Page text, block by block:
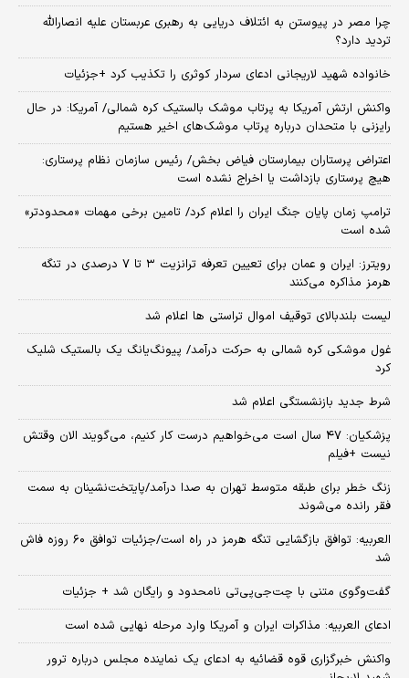
چرا مصر در پیوستن به ائتلاف دریایی به رهبری عربستان علیه انصارالله
تردید دارد؟
خانواده شهید لاریجانی ادعای سردار کوثری را تکذیب کرد +جزئیات
واکنش ارتش آمریکا به پرتاب موشک بالستیک کره شمالی/ آمریکا: در حال
رایزنی با متحدان درباره پرتاب موشک‌های اخیر هستیم
اعتراض پرستاران بیمارستان فیاض بخش/ رئیس سازمان نظام پرستاری:
هیچ پرستاری بازداشت یا اخراج نشده است
ترامپ زمان پایان جنگ ایران را اعلام کرد/ تامین برخی مهمات «محدودتر»
شده است
رویترز: ایران و عمان برای تعیین تعرفه ترانزیت ۳ تا ۷ درصدی در تنگه
هرمز مذاکره می‌کنند
لیست بلندبالای توقیف اموال تراستی ها اعلام شد
غول موشکی کره شمالی به حرکت درآمد/ پیونگ‌یانگ یک بالستیک شلیک
کرد
شرط جدید بازنشستگی اعلام شد
پزشکیان: ۴۷ سال است می‌خواهیم درست کار کنیم، می‌گویند الان وقتش
نیست +فیلم
زنگ خطر برای طبقه متوسط تهران به صدا درآمد/پایتخت‌نشینان به سمت
فقر رانده می‌شوند
العربیه: توافق بازگشایی تنگه هرمز در راه است/جزئیات توافق ۶۰ روزه فاش
شد
گفت‌وگوی متنی با چت‌جی‌پی‌تی نامحدود و رایگان شد + جزئیات
ادعای العربیه: مذاکرات ایران و آمریکا وارد مرحله نهایی شده است
واکنش خبرگزاری قوه قضائیه به ادعای یک نماینده مجلس درباره ترور